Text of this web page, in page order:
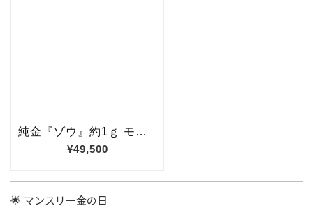
🌟 マンスリー金の日